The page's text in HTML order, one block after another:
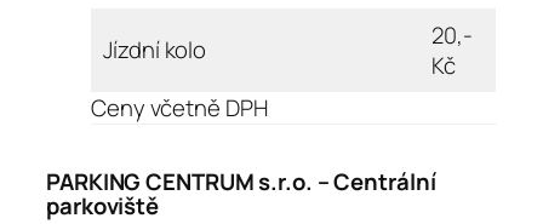
Jízdní kolo
20,-
Kč
Ceny včetně DPH
PARKING CENTRUM s.r.o. – Centrální
parkoviště